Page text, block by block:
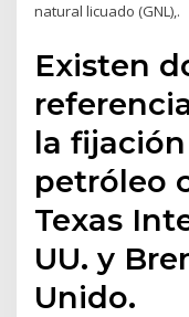
natural licuado (GNL),.
Existen
la
petróleo
Texas
UU. y
Unido.